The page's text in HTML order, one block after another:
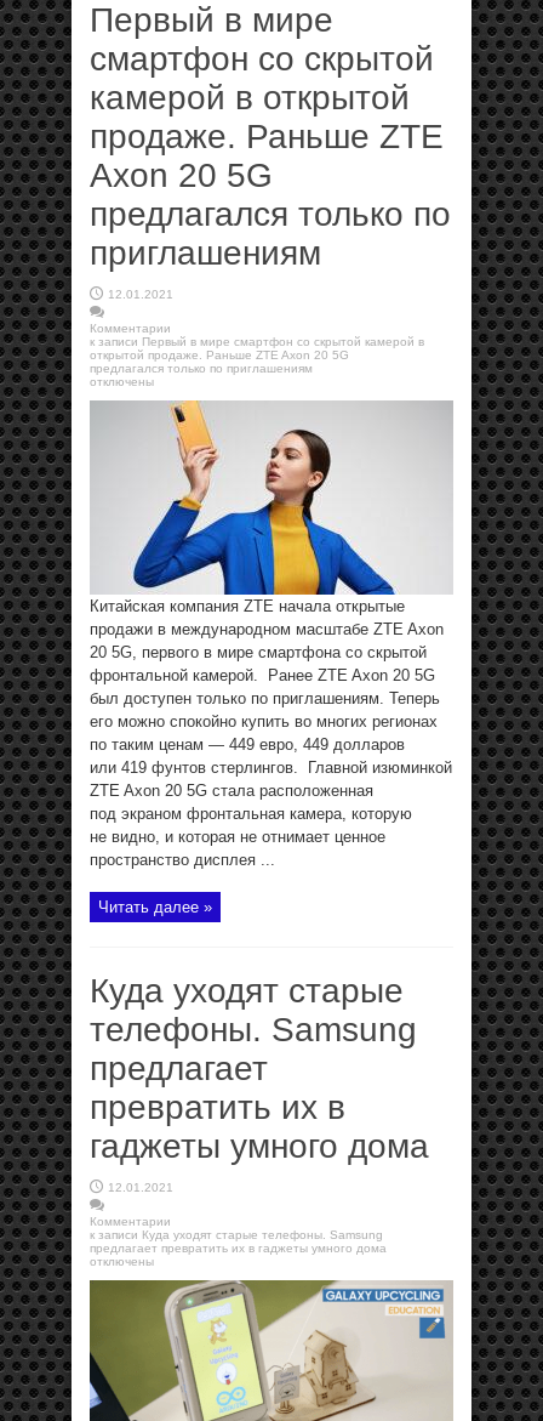
Первый в мире
смартфон со скрытой
камерой в открытой
продаже. Раньше ZTE
Axon 20 5G
предлагался только по
приглашениям
12.01.2021
Комментарии
к записи Первый в мире смартфон со скрытой камерой в
открытой продаже. Раньше ZTE Axon 20 5G
предлагался только по приглашениям
отключены
Китайская компания ZTE начала открытые
продажи в международном масштабе ZTE Axon
20 5G, первого в мире смартфона со скрытой
фронтальной камерой. Ранее ZTE Axon 20 5G
был доступен только по приглашениям. Теперь
его можно спокойно купить во многих регионах
по таким ценам — 449 евро, 449 долларов
или 419 фунтов стерлингов. Главной изюминкой
ZTE Axon 20 5G стала расположенная
под экраном фронтальная камера, которую
не видно, и которая не отнимает ценное
пространство дисплея ...
Читать далее »
Куда уходят старые
телефоны. Samsung
предлагает
превратить их в
гаджеты умного дома
12.01.2021
Комментарии
к записи Куда уходят старые телефоны. Samsung
предлагает превратить их в гаджеты умного дома
отключены